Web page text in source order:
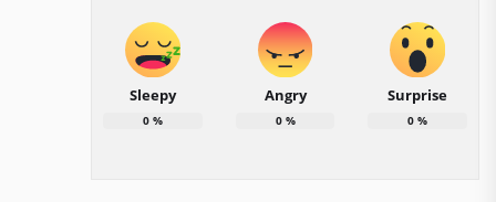
Sleepy
0%
Angry
0%
Surprise
0 %